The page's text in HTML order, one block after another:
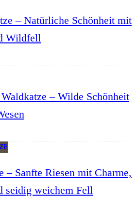
– Natürliche Schönheit mit
Wildfell
– Wilde Schönheit
– Sanfte Riesen mit Charme,
seidig weichem Fell